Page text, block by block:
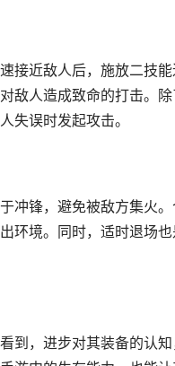
接近敌人后，施放二技
敌人造成致命的打击。
失误时发起攻击。
冲锋，避免被敌方集火
环境。同时，适时退场
到，进步对其装备的认